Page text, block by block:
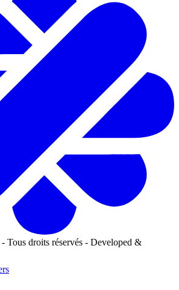
droits réservés - Developed &